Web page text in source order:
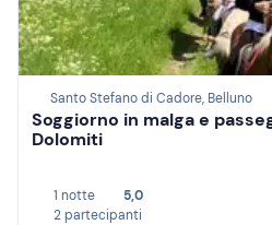
Santo Stefano di Cadore, Belluno
Soggiorno in malga e
Dolomiti
1 notte
5,0
2 partecipanti